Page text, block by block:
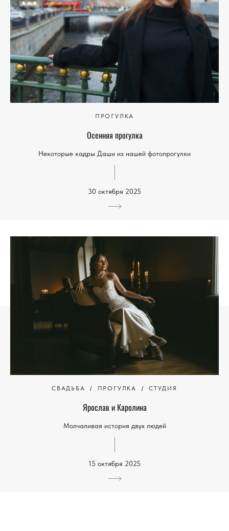
ПРОГУЛКА
Осенняя прогулка
Некоторые кадры Даши из нашей фотопрогулки
30 октября 2025
СВАДЬБА ПРОГУЛКА СТУДИЯ
Ярослав и Каролина
Молчаливая история двух людей
15 октября 2025